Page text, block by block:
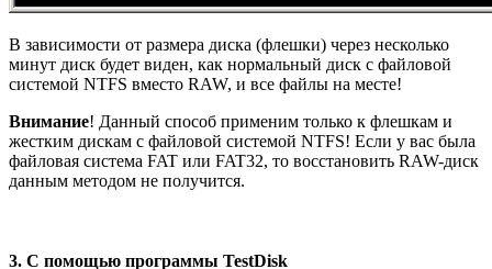
В зависимости от размера диска (флешки) через несколько
минут диск будет виден, как нормальный диск с файловой
системой NTFS вместо RAW, и все файлы на месте!
Внимание! Данный способ применим только к флешкам и
жестким дискам с файловой системой NTFS! Если у вас была
файловая система FAT или FAT32, то восстановить RAW-диск
данным методом не получится.
3. С помощью программы TestDisk